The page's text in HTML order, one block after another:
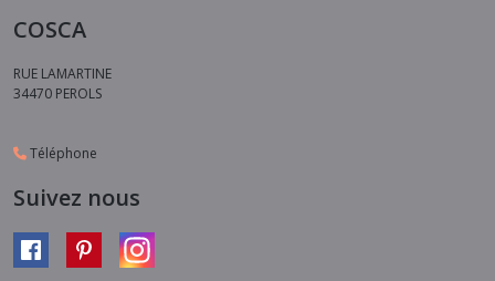
COSCA
RUE LAMARTINE
34470 PEROLS
Téléphone
Suivez nous